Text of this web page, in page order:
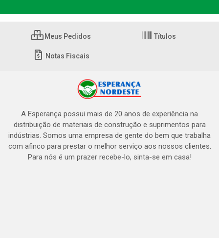
Meus Pedidos Títulos
Notas Fiscais
A Esperança possui mais de 20 anos de experiência na
distribuição de materiais de construção e suprimentos para
indústrias. Somos uma empresa de gente do bem que trabalha
com afinco para prestar o melhor serviço aos nossos clientes.
Para nós é um prazer recebe-lo, sinta-se em casa!